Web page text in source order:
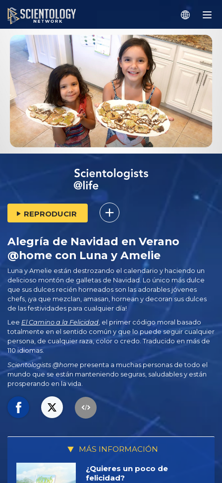
REPRODUCIR
Alegría de Navidad en Verano
@home con Luna y Amelie
Luna y Amelie están destrozando el calendario y haciendo un
delicioso montón de galletas de Navidad. Lo único más dulce
que sus dulces recién horneados son las adorables jóvenes
chefs, ¡ya que mezclan, amasan, hornean y decoran sus dulces
de las festividades para cualquier día!
Lee El Camino a la Felicidad, el primer código moral basado
totalmente en el sentido común y que lo puede seguir cualquier
persona, de cualquier raza, color o credo. Traducido en más de
110 idiomas.
Scientologists @home presenta a muchas personas de todo el
mundo que se están manteniendo seguras, saludables y están
prosperando en la vida.
MÁS INFORMACIÓN
¿Quieres un poco de
felicidad?